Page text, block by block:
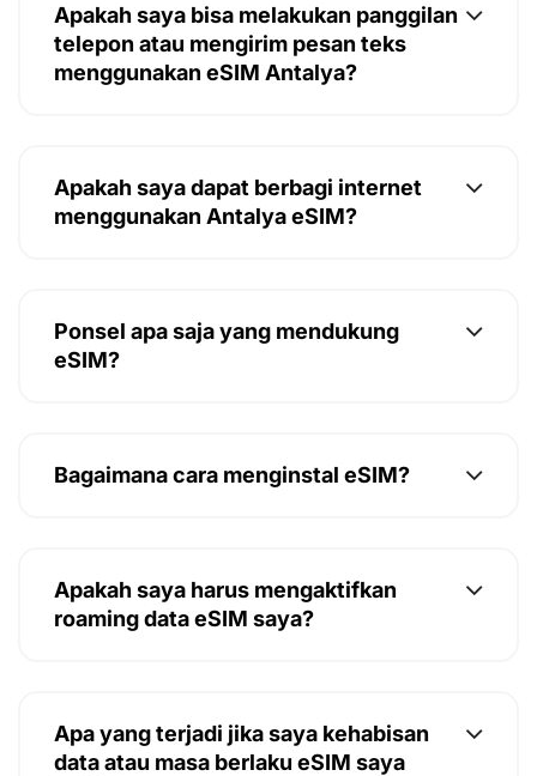
Apakah saya bisa melakukan panggilan
telepon atau mengirim pesan teks
menggunakan eSIM Antalya?
Apakah saya dapat berbagi internet
menggunakan Antalya eSIM?
Ponsel apa saja yang mendukung
eSIM?
Bagaimana cara menginstal eSIM?
Apakah saya harus mengaktifkan
roaming data eSIM saya?
Apa yang terjadi jika saya kehabisan
data atau masa berlaku eSIM saya